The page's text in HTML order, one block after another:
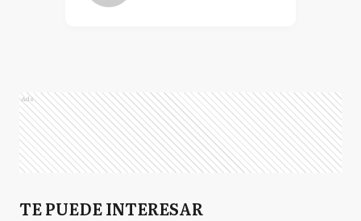
Ads
TE PUEDE INTERESAR